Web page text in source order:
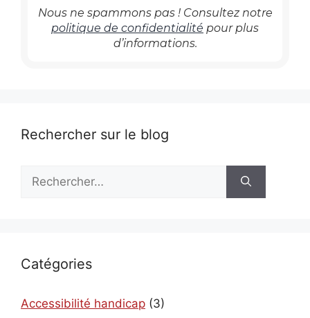
Nous ne spammons pas ! Consultez notre
politique de confidentialité pour plus
d’informations.
Rechercher sur le blog
Rechercher :
Catégories
Accessibilité handicap (3)